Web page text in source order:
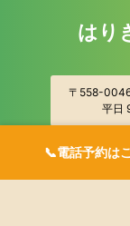
はり
〒558-0046
平日
©
📞電話予約は